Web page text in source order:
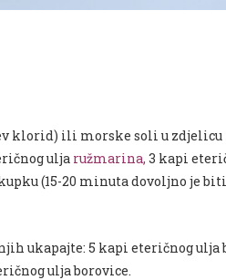
klorid) ili morske soli u zdjelicu
ulja ružmarina, 3 kapi
(15-20 minuta dovoljno je
ukapajte: 5 kapi eteričnog ulja
ulja borovice.